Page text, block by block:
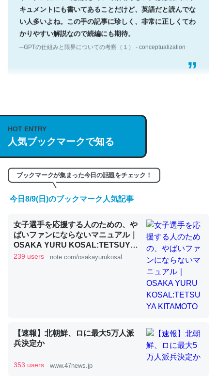
キュメントにも書いてあることだけど、英語だと読んでな
い人多いよね。この手の記事に珍しく、非常に正しくてわ
かりやすい解説なので続編にも期待。
─GPTの仕組みと限界についての考察（１） - conceptualization
説してる記事が少ないので貴重な良記事。/続編来た
https://isobe324649.hatenablog.com/entry/2023/03/27
/064121
─GPTの仕組みと限界についての考察（１） - conceptualization
くらい。小説でいう「ずっと前の伏線」は回収されないけ
ど、短期記憶というには多い分量。進化すればするほど分
かりやすく強くなりそう
昆虫ってカルシウム少ないのか。知らんかった。調べたら
コオロギのカルシウム分はエビの600分の1程度。
─ニュース :: 【研究発表】昆虫学の大問題＝「昆虫はなぜ海にいな
いのか」に関する新仮説
HOT ENTRY
人気ブックマークで知る
ブックマークが集まった今日の話題をチェック！
今日8/9(日)のブックマーク人気記事
女子選手を応援する人のための、や
ばいファンにならないマニュアル｜
OSAKA YURU KOSAL:TETSUYA
KITAMOTO
239 users note.com/osakayurukosal
【速報】北朝鮮、ロに最大5万人派
兵決定か
353 users www.47news.jp